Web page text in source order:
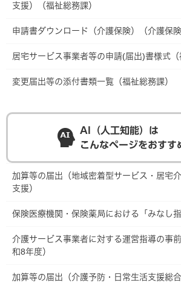
支援）（福祉総務課）
申請書ダウンロード（介護保険）（介護保険
居宅サービス事業者等の申請(届出)書様式（
変更届出等の添付書類一覧（福祉総務課）
AI（人工知能）は
こんなページをおすす
加算等の届出（地域密着型サービス・居宅
支援）
保険医療機関・保険薬局における「みなし指
介護サービス事業者に対する運営指導の事
和8年度）
加算等の届出（介護予防・日常生活支援総合